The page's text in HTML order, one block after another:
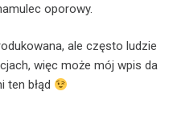
oporowy.
ale często ludzie
więc może mój wpis da
ten błąd